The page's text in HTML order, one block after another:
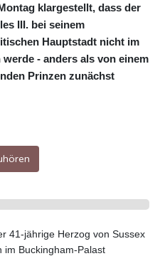
klargestellt, dass der
III. bei seinem
Hauptstadt nicht im
- anders als von einem
Prinzen zunächst
41-jährige Herzog von Sussex
im Buckingham-Palast